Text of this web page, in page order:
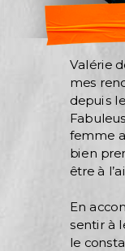
Valérie
mes
depuis
femme
bien
être à
En
sentir à
le